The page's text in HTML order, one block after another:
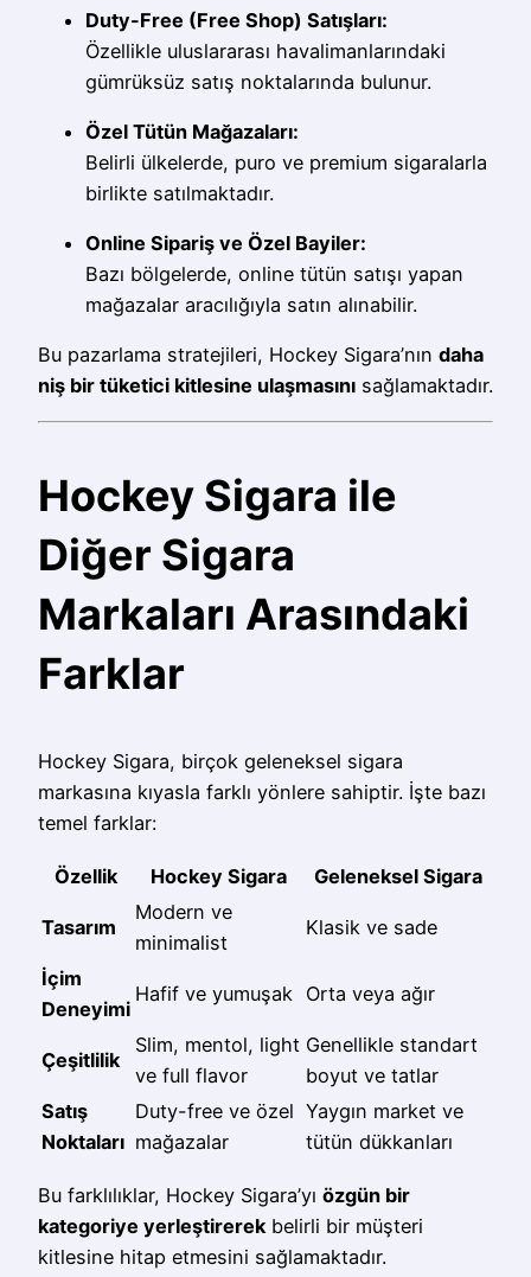
Duty-Free (Free Shop) Satışları:
Özellikle uluslararası havalimanlarındaki
gümrüksüz satış noktalarında bulunur.
Özel Tütün Mağazaları:
Belirli ülkelerde, puro ve premium sigaralarla
birlikte satılmaktadır.
Online Sipariş ve Özel Bayiler:
Bazı bölgelerde, online tütün satışı yapan
mağazalar aracılığıyla satın alınabilir.
Bu pazarlama stratejileri, Hockey Sigara’nın daha
niş bir tüketici kitlesine ulaşmasını sağlamaktadır.
Hockey Sigara ile
Diğer Sigara
Markaları Arasındaki
Farklar
Hockey Sigara, birçok geleneksel sigara
markasına kıyasla farklı yönlere sahiptir. İşte bazı
temel farklar:
Özellik Hockey Sigara Geleneksel Sigara
Tasarım
Modern ve
minimalist
Klasik ve sade
İçim
Deneyimi
Hafif ve yumuşak Orta veya ağır
Çeşitlilik
Slim, mentol, light
ve full flavor
Genellikle standart
boyut ve tatlar
Satış
Noktaları
Duty-free ve özel
mağazalar
Yaygın market ve
tütün dükkanları
Bu farklılıklar, Hockey Sigara’yı özgün bir
kategoriye yerleştirerekbelirli bir müşteri
kitlesine hitap etmesini sağlamaktadır.